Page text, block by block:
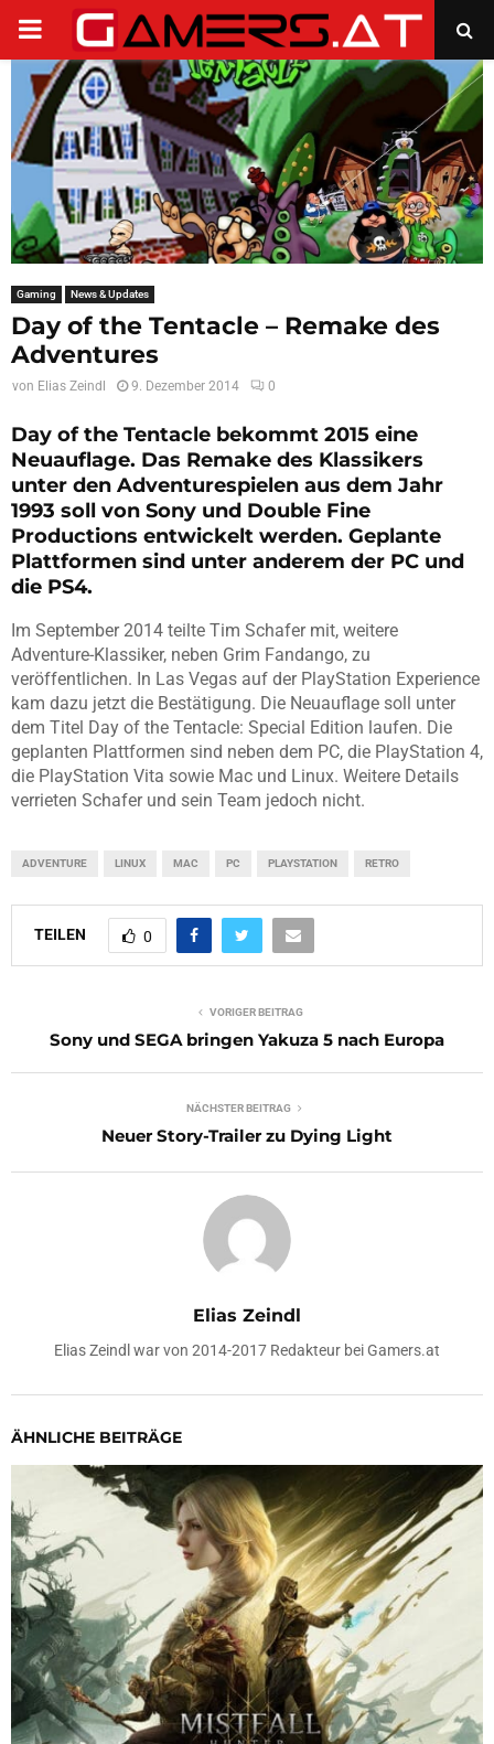
PRIMARY
MENU
Gaming News & Updates
Day of the Tentacle – Remake des
Adventures
von Elias Zeindl 9. Dezember 2014 0
Day of the Tentacle bekommt 2015 eine
Neuauflage. Das Remake des Klassikers
unter den Adventurespielen aus dem Jahr
1993 soll von Sony und Double Fine
Productions entwickelt werden. Geplante
Plattformen sind unter anderem der PC und
die PS4.
Im September 2014 teilte Tim Schafer mit, weitere
Adventure-Klassiker, neben Grim Fandango, zu
veröffentlichen. In Las Vegas auf der PlayStation Experience
kam dazu jetzt die Bestätigung. Die Neuauflage soll unter
dem Titel Day of the Tentacle: Special Edition laufen. Die
geplanten Plattformen sind neben dem PC, die PlayStation 4,
die PlayStation Vita sowie Mac und Linux. Weitere Details
verrieten Schafer und sein Team jedoch nicht.
ADVENTURE LINUX MAC PC PLAYSTATION RETRO
TEILEN 0
VORIGER BEITRAG
Sony und SEGA bringen Yakuza 5 nach Europa
NÄCHSTER BEITRAG
Neuer Story-Trailer zu Dying Light
Elias Zeindl
Elias Zeindl war von 2014-2017 Redakteur bei Gamers.at
ÄHNLICHE BEITRÄGE